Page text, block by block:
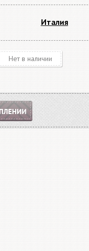
Италия
Нет в наличии